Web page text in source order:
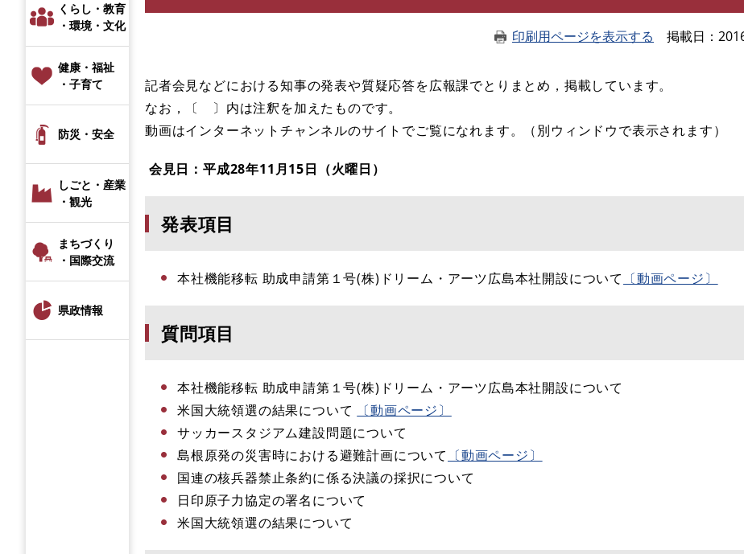
くらし・教育
・環境・文化
健康・福祉
・子育て
防災・安全
しごと・産業
・観光
まちづくり
・国際交流
県政情報
印刷用ページを表示する 掲載日
記者会見などにおける知事の発表や質疑応答を広報課でとりまとめ，掲載しています。
なお，〔 〕内は注釈を加えたものです。
動画はインターネットチャンネルのサイトでご覧になれます。（別ウィンドウで表示されます）
会見日：平成28年11月15日（火曜日）
発表項目
本社機能移転 助成申請第１号(株)ドリーム・アーツ広島本社開設について 〔動画ページ〕
質問項目
本社機能移転 助成申請第１号(株)ドリーム・アーツ広島本社開設について
米国大統領選の結果について
〔動画ページ〕
サッカースタジアム建設問題について
島根原発の災害時における避難計画について 〔動画ページ〕
国連の核兵器禁止条約に係る決議の採択について
日印原子力協定の署名について
米国大統領選の結果について